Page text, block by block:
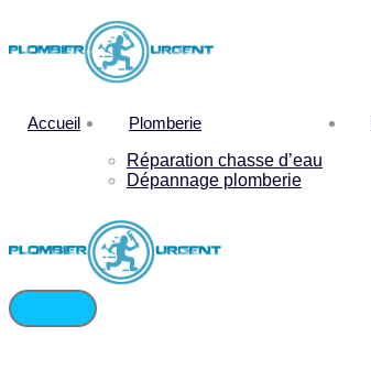
Accueil
Plomberie
Réparation chasse d’eau
Dépannage plomberie